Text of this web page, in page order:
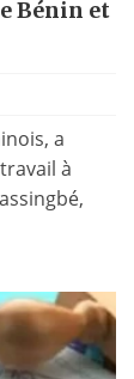
Bénin et
a
à